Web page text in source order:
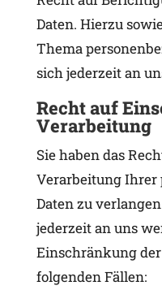
Daten. Hierzu
Thema
sich jederzeit an
Recht auf
Verarbeitung
Sie haben das
Verarbeitung Ihrer
Daten zu
jederzeit an uns
Einschränkung
folgenden Fällen: